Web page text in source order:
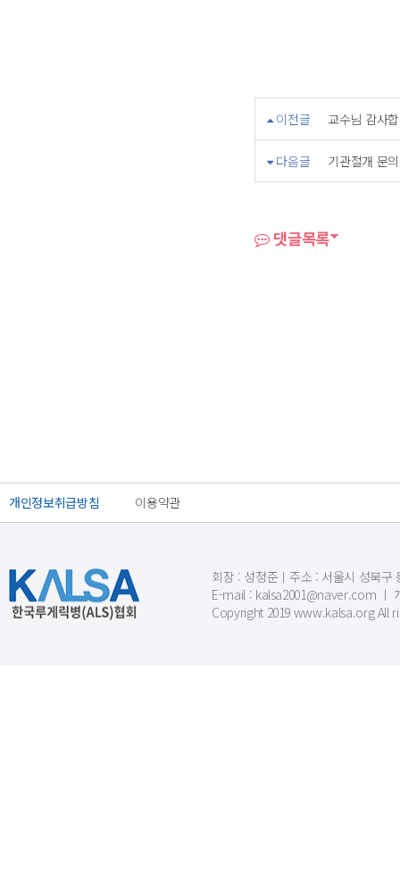
이전글 교수님 감사
다음글 기관절개 문
댓글목록
개인정보취급방침 이용약관
회장 : 성정준ㅣ주소 : 서울시 성북구
E-mail : kalsa2001@naver.com ㅣ
Copyright 2019 www.kalsa.org All